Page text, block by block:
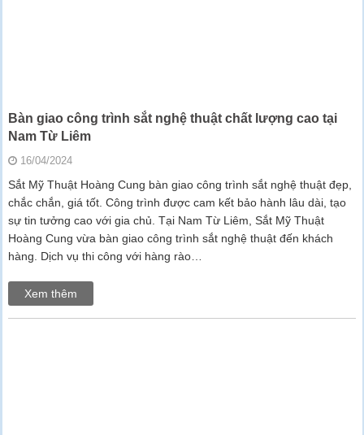
Bàn giao công trình sắt nghệ thuật chất lượng cao tại
Nam Từ Liêm
16/04/2024
Sắt Mỹ Thuật Hoàng Cung bàn giao công trình sắt nghệ thuật đẹp,
chắc chắn, giá tốt. Công trình được cam kết bảo hành lâu dài, tạo
sự tin tưởng cao với gia chủ. Tại Nam Từ Liêm, Sắt Mỹ Thuật
Hoàng Cung vừa bàn giao công trình sắt nghệ thuật đến khách
hàng. Dịch vụ thi công với hàng rào…
Xem thêm